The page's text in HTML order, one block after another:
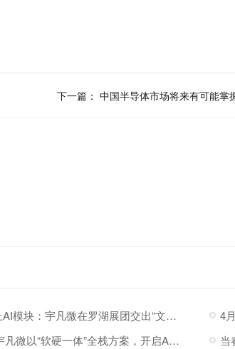
下一篇： 中国半导体市场将来有可能掌
当文博会遇上AI模块：宇凡微在罗湖展团交出“文化+科技”新答卷
4
智见AI峰会:宇凡微以“软硬一体”全栈方案，开启AI硬件落地加速度